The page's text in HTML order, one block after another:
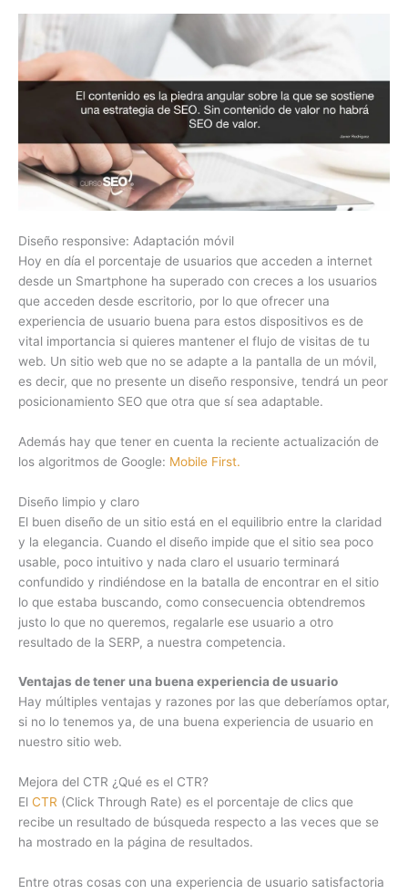
Diseño responsive: Adaptación móvil
Hoy en día el porcentaje de usuarios que acceden a internet
desde un Smartphone ha superado con creces a los usuarios
que acceden desde escritorio, por lo que ofrecer una
experiencia de usuario buena para estos dispositivos es de
vital importancia si quieres mantener el flujo de visitas de tu
web. Un sitio web que no se adapte a la pantalla de un móvil,
es decir, que no presente un diseño responsive, tendrá un peor
posicionamiento SEO que otra que sí sea adaptable.
Además hay que tener en cuenta la reciente actualización de
los algoritmos de Google: Mobile First.
Diseño limpio y claro
El buen diseño de un sitio está en el equilibrio entre la claridad
y la elegancia. Cuando el diseño impide que el sitio sea poco
usable, poco intuitivo y nada claro el usuario terminará
confundido y rindiéndose en la batalla de encontrar en el sitio
lo que estaba buscando, como consecuencia obtendremos
justo lo que no queremos, regalarle ese usuario a otro
resultado de la SERP, a nuestra competencia.
Ventajas de tener una buena experiencia de usuario
Hay múltiples ventajas y razones por las que deberíamos optar,
si no lo tenemos ya, de una buena experiencia de usuario en
nuestro sitio web.
Mejora del CTR ¿Qué es el CTR?
El CTR (Click Through Rate) es el porcentaje de clics que
recibe un resultado de búsqueda respecto a las veces que se
ha mostrado en la página de resultados.
Entre otras cosas con una experiencia de usuario satisfactoria